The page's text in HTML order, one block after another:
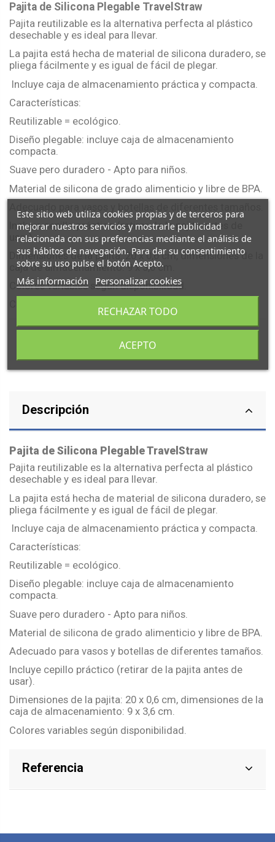
Pajita de Silicona Plegable TravelStraw
Pajita reutilizable es la alternativa perfecta al plástico
desechable y es ideal para llevar.
La pajita está hecha de material de silicona duradero, se
pliega fácilmente y es igual de fácil de plegar.
Incluye caja de almacenamiento práctica y compacta.
Características:
Reutilizable = ecológico.
Diseño plegable: incluye caja de almacenamiento
compacta.
Suave pero duradero - Apto para niños.
Material de silicona de grado alimenticio y libre de BPA.
Incluye cepillo práctico (retirar de la pajita antes de
usar).
Dimensiones de la pajita: 20 x 0,6 cm, dimensiones de la
caja de almacenamiento: 9 x 3,6 cm.
Colores variables según disponibilidad.
Descripción
Pajita de Silicona Plegable TravelStraw
Pajita reutilizable es la alternativa perfecta al plástico
desechable y es ideal para llevar.
La pajita está hecha de material de silicona duradero, se
pliega fácilmente y es igual de fácil de plegar.
Incluye caja de almacenamiento práctica y compacta.
Características:
Reutilizable = ecológico.
Diseño plegable: incluye caja de almacenamiento
compacta.
Suave pero duradero - Apto para niños.
Material de silicona de grado alimenticio y libre de BPA.
Adecuado para vasos y botellas de diferentes tamaños.
Incluye cepillo práctico (retirar de la pajita antes de
usar).
Dimensiones de la pajita: 20 x 0,6 cm, dimensiones de la
caja de almacenamiento: 9 x 3,6 cm.
Colores variables según disponibilidad.
Referencia
Este sitio web utiliza cookies propias y de terceros para
mejorar nuestros servicios y mostrarle publicidad
relacionada con sus preferencias mediante el análisis de
sus hábitos de navegación. Para dar su consentimiento
sobre su uso pulse el botón Acepto.
Más información Personalizar cookies
RECHAZAR TODO
ACEPTO